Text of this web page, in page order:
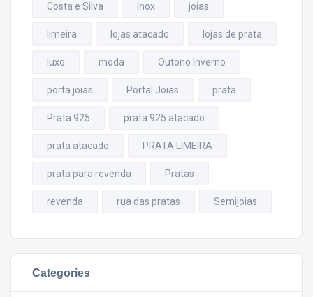
Costa e Silva Inox joias
limeira lojas atacado lojas de prata
luxo moda Outono Inverno
porta joias Portal Joias prata
Prata 925 prata 925 atacado
prata atacado PRATA LIMEIRA
prata para revenda Pratas
revenda rua das pratas Semijoias
Categories